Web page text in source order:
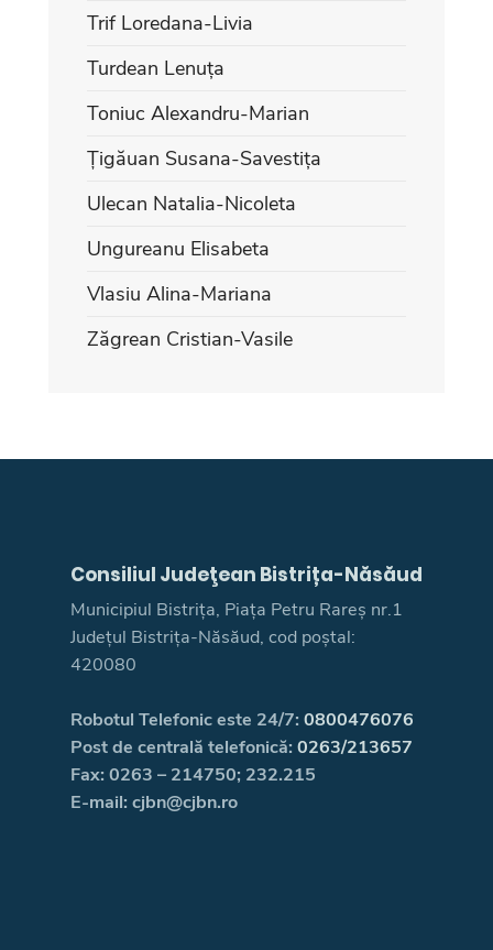
Trif Loredana-Livia
Turdean Lenuța
Toniuc Alexandru-Marian
Țigăuan Susana-Savestița
Ulecan Natalia-Nicoleta
Ungureanu Elisabeta
Vlasiu Alina-Mariana
Zăgrean Cristian-Vasile
Consiliul Judeţean Bistrița-Năsăud
Municipiul Bistrița, Piața Petru Rareș nr.1
Județul Bistrița-Năsăud, cod poștal:
420080
Robotul Telefonic este 24/7: 0800476076
Post de centrală telefonică: 0263/213657
Fax: 0263 – 214750; 232.215
E-mail: cjbn@cjbn.ro